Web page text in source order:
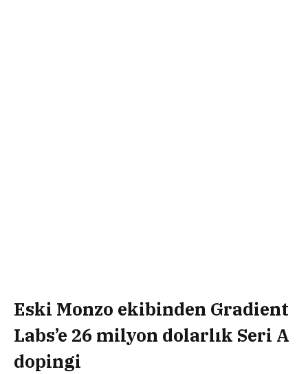
Eski Monzo ekibinden Gradient
Labs’e 26 milyon dolarlık Seri A
dopingi